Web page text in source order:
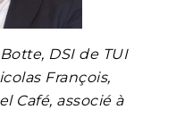
DSI de TUI
François,
Café, associé à